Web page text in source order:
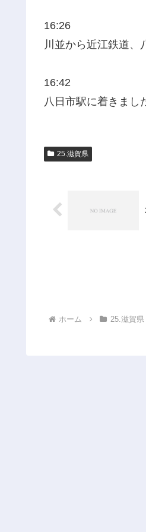
16:26
川並から近江鉄道、
16:42
八日市駅に着きまし
25.滋賀県
ホーム 25.滋賀県